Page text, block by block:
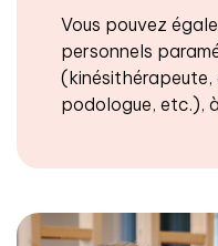
Vous pouvez
personnels
podologue, etc.),